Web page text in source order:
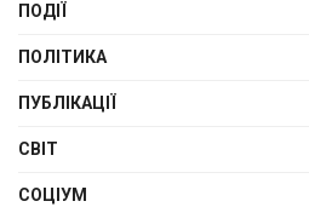
ПОДІЇ
ПОЛІТИКА
ПУБЛІКАЦІЇ
СВІТ
СОЦІУМ